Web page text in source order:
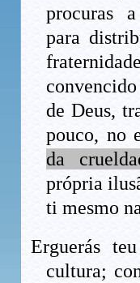
procuras
para
de Deus,
pouco, no
da
própria
ti mesmo
Erguerás
cultura;